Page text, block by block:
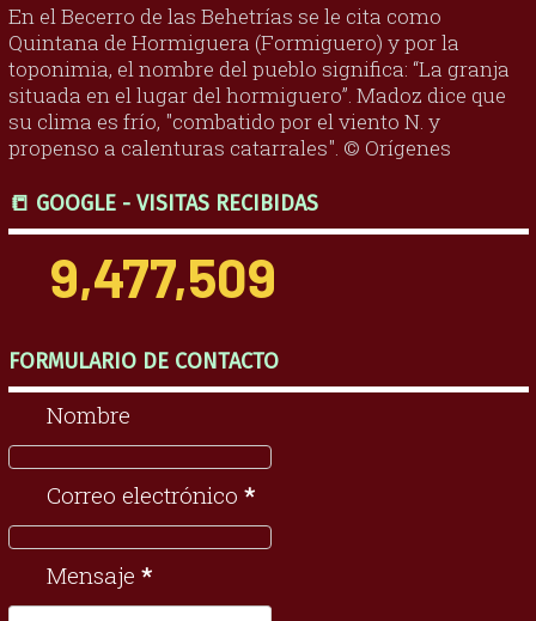
En el Becerro de las Behetrías se le cita como
Quintana de Hormiguera (Formiguero) y por la
toponimia, el nombre del pueblo significa: “La granja
situada en el lugar del hormiguero”. Madoz dice que
su clima es frío, "combatido por el viento N. y
propenso a calenturas catarrales". © Orígenes
📒 GOOGLE - VISITAS RECIBIDAS
9,477,509
FORMULARIO DE CONTACTO
Nombre
Correo electrónico *
Mensaje *